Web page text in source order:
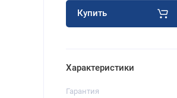
Купить
Характеристики
Гарантия